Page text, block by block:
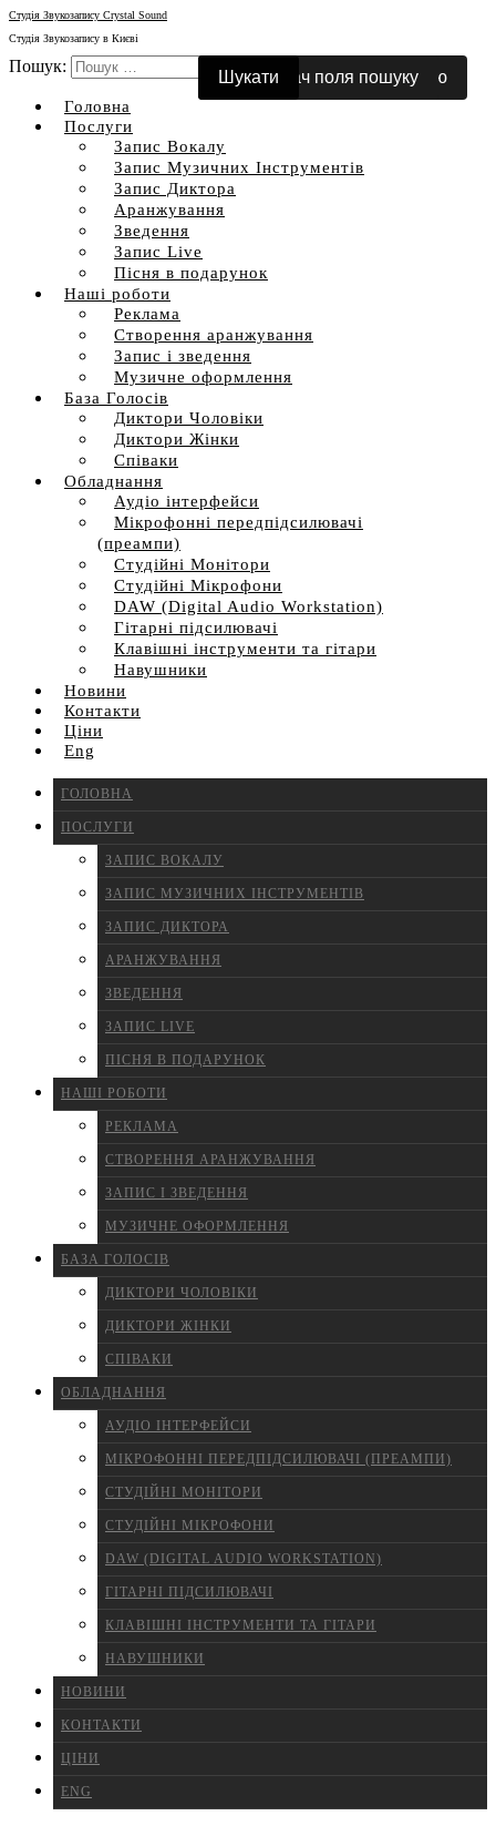
Студія Звукозапису Crystal Sound
Студія Звукозапису в Києві
Перемкнути мобільне меню
Перемикач поля пошуку
Пошук:
Головна
Послуги
Запис Вокалу
Запис Музичних Інструментів
Запис Диктора
Аранжування
Зведення
Запис Live
Пісня в подарунок
Наші роботи
Реклама
Створення аранжування
Запис і зведення
Музичне оформлення
База Голосів
Диктори Чоловіки
Диктори Жінки
Співаки
Обладнання
Аудіо інтерфейси
Мікрофонні передпідсилювачі
(преампи)
Студійні Монітори
Студійні Мікрофони
DAW (Digital Audio Workstation)
Гітарні підсилювачі
Клавішні інструменти та гітари
Навушники
Новини
Контакти
Ціни
Eng
ГОЛОВНА
ПОСЛУГИ
ЗАПИС ВОКАЛУ
ЗАПИС МУЗИЧНИХ ІНСТРУМЕНТІВ
ЗАПИС ДИКТОРА
АРАНЖУВАННЯ
ЗВЕДЕННЯ
ЗАПИС LIVE
ПІСНЯ В ПОДАРУНОК
НАШІ РОБОТИ
РЕКЛАМА
СТВОРЕННЯ АРАНЖУВАННЯ
ЗАПИС І ЗВЕДЕННЯ
МУЗИЧНЕ ОФОРМЛЕННЯ
БАЗА ГОЛОСІВ
ДИКТОРИ ЧОЛОВІКИ
ДИКТОРИ ЖІНКИ
СПІВАКИ
ОБЛАДНАННЯ
АУДІО ІНТЕРФЕЙСИ
МІКРОФОННІ ПЕРЕДПІДСИЛЮВАЧІ (ПРЕАМПИ)
СТУДІЙНІ МОНІТОРИ
СТУДІЙНІ МІКРОФОНИ
DAW (DIGITAL AUDIO WORKSTATION)
ГІТАРНІ ПІДСИЛЮВАЧІ
КЛАВІШНІ ІНСТРУМЕНТИ ТА ГІТАРИ
НАВУШНИКИ
НОВИНИ
КОНТАКТИ
ЦІНИ
ENG